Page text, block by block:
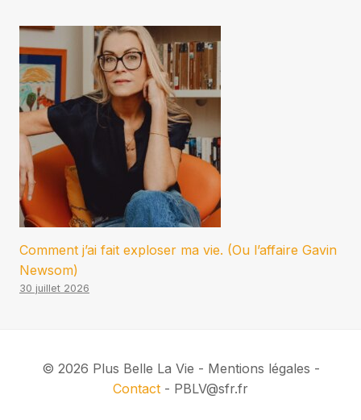
Comment j’ai fait exploser ma vie. (Ou l’affaire Gavin
Newsom)
30 juillet 2026
© 2026 Plus Belle La Vie - Mentions légales -
Contact - PBLV@sfr.fr